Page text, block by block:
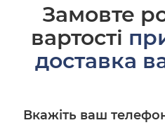
Замовте
вартості
доставка
Вкажіть ваш